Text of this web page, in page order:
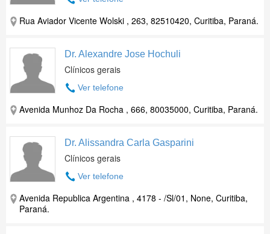
Rua Aviador Vicente Wolski , 263, 82510420, Curitiba, Paraná.
Dr. Alexandre Jose Hochuli
Clínicos gerais
Ver telefone
Avenida Munhoz Da Rocha , 666, 80035000, Curitiba, Paraná.
Dr. Alissandra Carla Gasparini
Clínicos gerais
Ver telefone
Avenida Republica Argentina , 4178 - /Sl/01, None, Curitiba,
Paraná.